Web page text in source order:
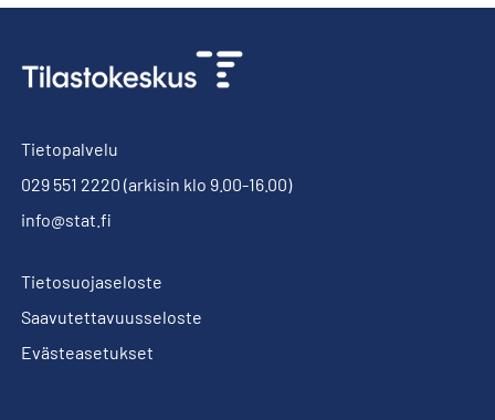
Tietopalvelu
029 551 2220 (arkisin klo 9.00-16.00)
info@stat.fi
Tietosuojaseloste
Saavutettavuusseloste
Evästeasetukset